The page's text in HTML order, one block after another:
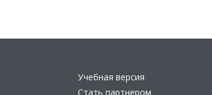
Учебная версия
Стать партнером